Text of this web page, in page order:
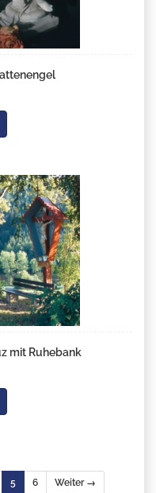
mit Ruhebank
5 6 Weiter →